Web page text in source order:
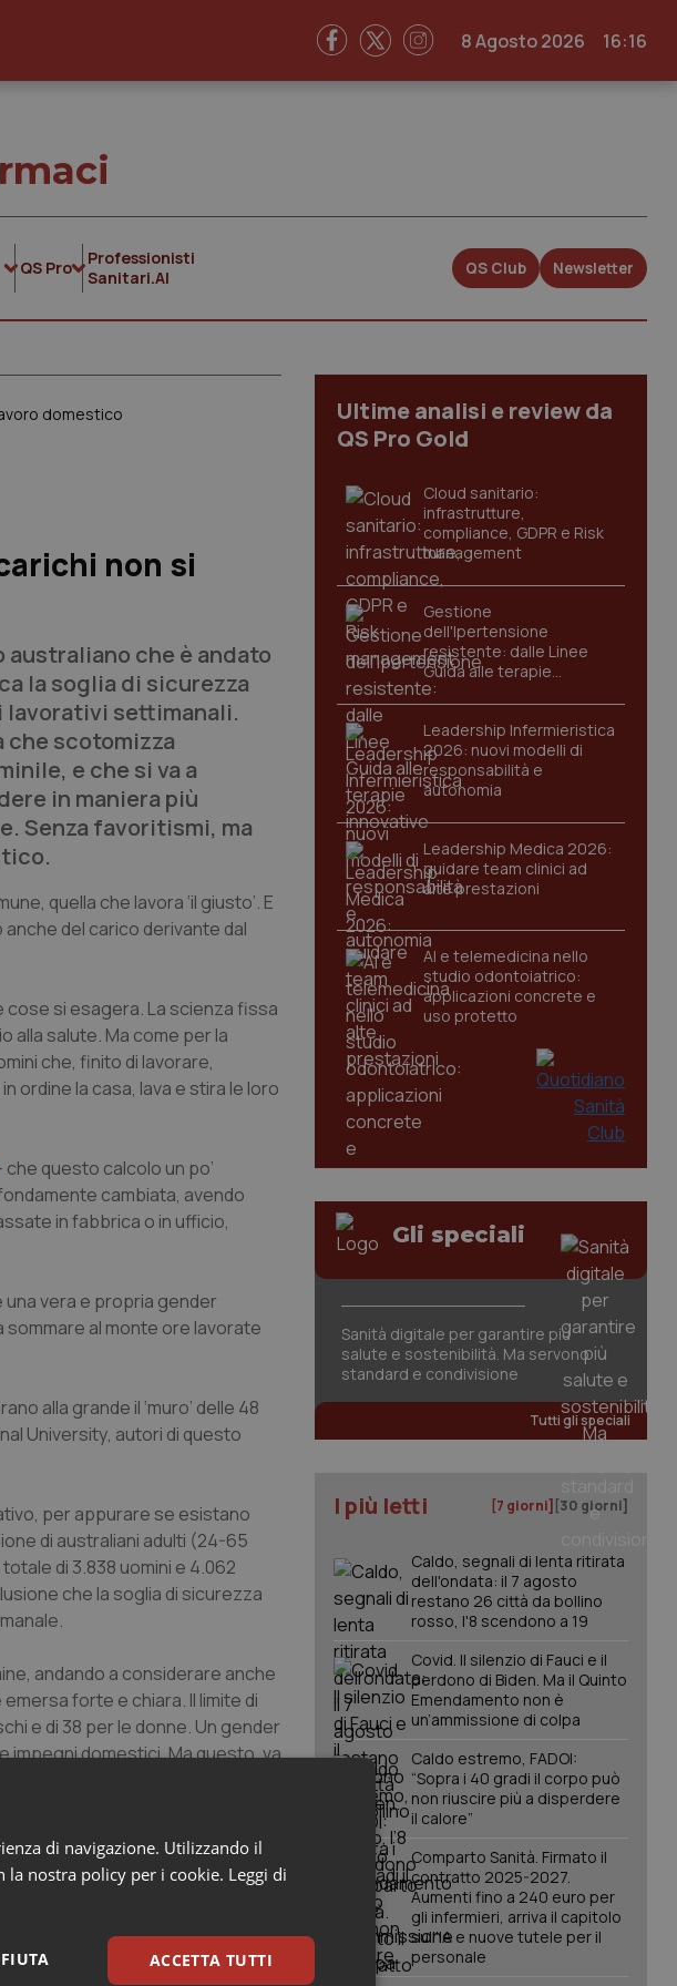
8 Agosto 2026 16:16
QS Pro
Professionisti
Sanitari.AI
QS Club Newsletter
domestico
non si
australiano che è andato
la soglia di sicurezza
lavorativi settimanali.
che scotomizza
e che si va a
in maniera più
Senza favoritismi, ma
quella che lavora ‘il giusto’. E
del carico derivante dal
cose si esagera. La scienza fissa
alla salute. Ma come per la
che, finito di lavorare,
ordine la casa, lava e stira le loro
che questo calcolo un po’
cambiata, avendo
in fabbrica o in ufficio,
vera e propria gender
sommare al monte ore lavorate
alla grande il ‘muro’ delle 48
University, autori di questo
per appurare se esistano
di australiani adulti (24-65
di 3.838 uomini e 4.062
che la soglia di sicurezza
andando a considerare anche
forte e chiara. Il limite di
e di 38 per le donne. Un gender
impegni domestici. Ma questo, va
che porta avanti la casa e la
E’ infatti solo la somma delle
non corretti, rischiano di
Ultime analisi e review da
QS Pro Gold
Cloud sanitario:
infrastrutture,
compliance, GDPR e Risk
management
Gestione
dell'Ipertensione
resistente: dalle Linee
Guida alle terapie
innovative
Leadership Infermieristica
2026: nuovi modelli di
responsabilità e
autonomia
Leadership Medica 2026:
guidare team clinici ad
alte prestazioni
AI e telemedicina nello
studio odontoiatrico:
applicazioni concrete e
uso protetto
Gli speciali
Sanità digitale per garantire più
salute e sostenibilità. Ma servono
standard e condivisione
Tutti gli speciali
I più letti [7 giorni] [30 giorni]
Caldo, segnali di lenta ritirata
dell'ondata: il 7 agosto
restano 26 città da bollino
rosso, l'8 scendono a 19
Covid. Il silenzio di Fauci e il
perdono di Biden. Ma il Quinto
Emendamento non è
un’ammissione di colpa
Caldo estremo, FADOI:
“Sopra i 40 gradi il corpo può
non riuscire più a disperdere
il calore”
Comparto Sanità. Firmato il
contratto 2025-2027.
Aumenti fino a 240 euro per
gli infermieri, arriva il capitolo
sull'IA e nuove tutele per il
personale
di navigazione. Utilizzando il
nostra policy per i cookie. Leggi di
ACCETTA TUTTI